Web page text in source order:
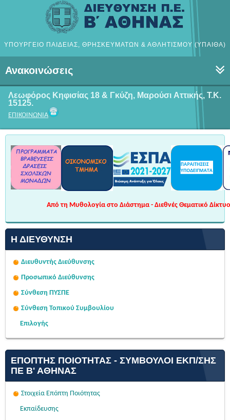
ΥΠΟΥΡΓΕΙΟ ΠΑΙΔΕΙΑΣ, ΘΡΗΣΚΕΥΜΑΤΩΝ & ΑΘΛΗΤΙΣΜΟΥ (ΥΠΑΙΘΑ)
Ανακοινώσεις
Λεωφόρος Κηφισίας 18 & Γκύζη, Μαρούσι Αττικής, Τ.Κ.
15125.
ΕΠΙΚΟΙΝΩΝΙΑ
Από τη Μυθολογία στο Διάστημα - Διεθνές Θεματικό
Η ΔΙΕΎΘΥΝΣΗ
Διευθυντής Διεύθυνσης
Προσωπικό Διεύθυνσης
Σύνθεση ΠΥΣΠΕ
Σύνθεση Τοπικού Συμβουλίου
Επιλογής
ΕΠΌΠΤΗΣ ΠΟΙΌΤΗΤΑΣ - ΣΎΜΒΟΥΛΟΙ ΕΚΠ/ΣΗΣ
ΠΕ Β' ΑΘΉΝΑΣ
Στοιχεία Επόπτη Ποιότητας
Εκπαίδευσης